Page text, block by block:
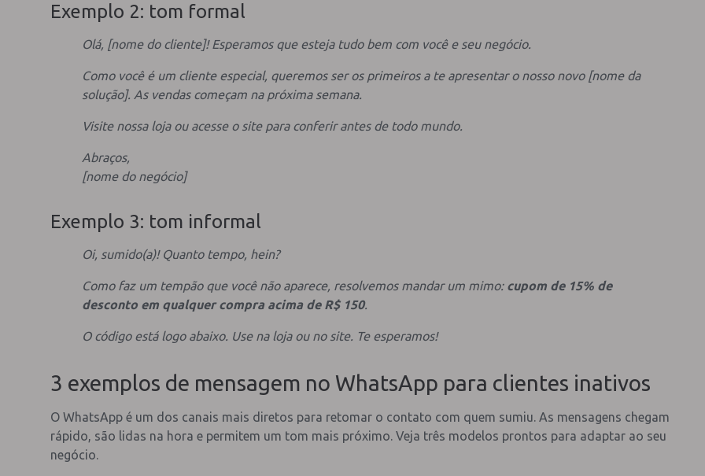
Exemplo 2: tom formal
Olá, [nome do cliente]! Esperamos que esteja tudo bem com você e seu negócio.
Como você é um cliente especial, queremos ser os primeiros a te apresentar o nosso novo [nome da
solução]. As vendas começam na próxima semana.
Visite nossa loja ou acesse o site para conferir antes de todo mundo.
Abraços,
[nome do negócio]
Exemplo 3: tom informal
Oi, sumido(a)! Quanto tempo, hein?
Como faz um tempão que você não aparece, resolvemos mandar um mimo: cupom de 15% de
desconto em qualquer compra acima de R$ 150.
O código está logo abaixo. Use na loja ou no site. Te esperamos!
3 exemplos de mensagem no WhatsApp para clientes inativos
O WhatsApp é um dos canais mais diretos para retomar o contato com quem sumiu. As mensagens chegam
rápido, são lidas na hora e permitem um tom mais próximo. Veja três modelos prontos para adaptar ao seu
negócio.